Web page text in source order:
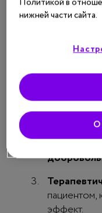
детей. И эти
типа исследований
Опыты
пациентом,
эффект.
нижней части сайта.